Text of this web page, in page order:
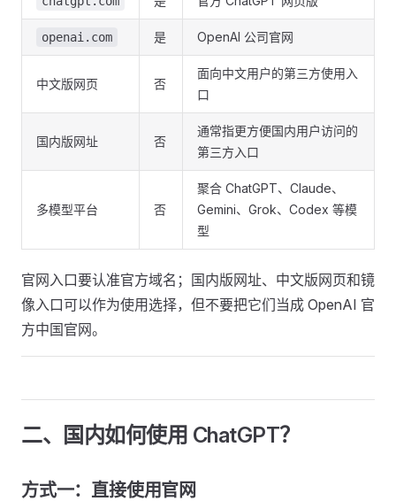
openai.com 是 OpenAI 公司官网
中文版网页 否
面向中文用户的第三方使用入
口
国内版网址 否
通常指更方便国内用户访问的
第三方入口
多模型平台 否
聚合 ChatGPT、Claude、
Gemini、Grok、Codex 等模
型
官网入口要认准官方域名；国内版网址、中文版网页和镜
像入口可以作为使用选择，但不要把它们当成 OpenAI 官
方中国官网。
二、国内如何使用 ChatGPT？
方式一：直接使用官网